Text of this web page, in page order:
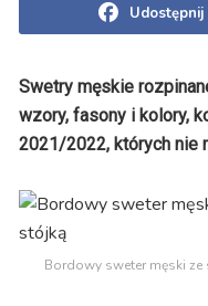
Udostępnij
Swetry męskie
wzory, fasony i kolory,
2021/2022, których nie
Bordowy sweter męski ze